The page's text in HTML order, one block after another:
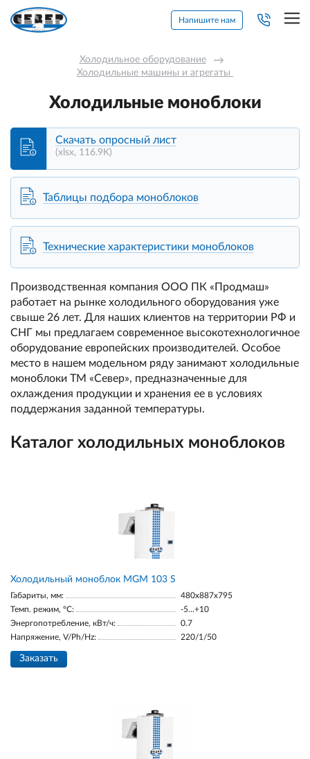
Напишите нам
Холодильное оборудование →
Холодильные машины и агрегаты
Холодильные моноблоки
Скачать опросный лист
(xlsx, 116.9K)
Таблицы подбора моноблоков
Технические характеристики моноблоков
Производственная компания ООО ПК «Продмаш»
работает на рынке холодильного оборудования уже
свыше 26 лет. Для наших клиентов на территории РФ и
СНГ мы предлагаем современное высокотехнологичное
оборудование европейских производителей. Особое
место в нашем модельном ряду занимают холодильные
моноблоки ТМ «Север», предназначенные для
охлаждения продукции и хранения ее в условиях
поддержания заданной температуры.
Каталог холодильных моноблоков
Холодильный моноблок MGM 103 S
Габариты, мм:
480x887x795
Темп. режим, °С:
-5...+10
Энергопотребление, кВт/ч:
0.7
Напряжение, V/Ph/Hz:
220/1/50
Заказать